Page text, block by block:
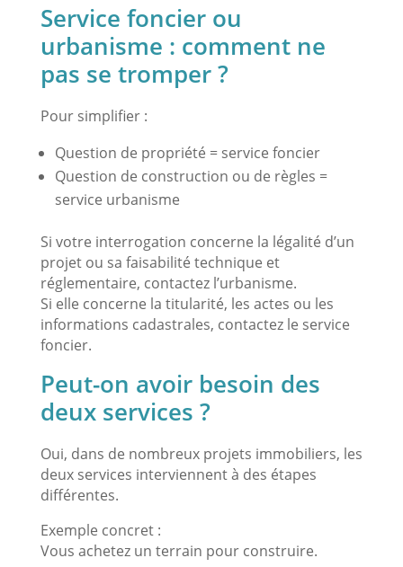
Service foncier ou
urbanisme : comment ne
pas se tromper ?
Pour simplifier :
Question de propriété = service foncier
Question de construction ou de règles =
service urbanisme
Si votre interrogation concerne la légalité d’un
projet ou sa faisabilité technique et
réglementaire, contactez l’urbanisme.
Si elle concerne la titularité, les actes ou les
informations cadastrales, contactez le service
foncier.
Peut-on avoir besoin des
deux services ?
Oui, dans de nombreux projets immobiliers, les
deux services interviennent à des étapes
différentes.
Exemple concret :
Vous achetez un terrain pour construire.